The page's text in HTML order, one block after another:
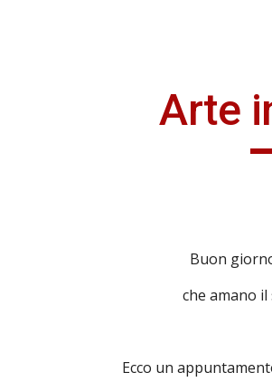
Arte
Buon
che amano il
Ecco un